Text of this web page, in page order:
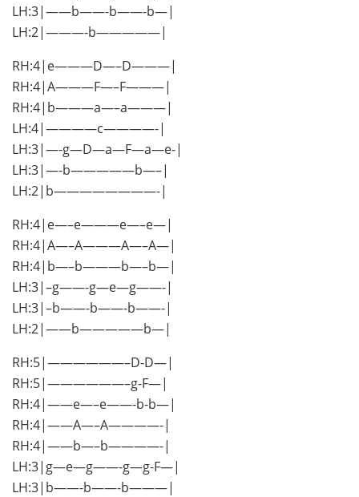
LH:3|——b——-b——-b—|
LH:2|———-b—————|
RH:4|e———D—–D———|
RH:4|A———F—–F———|
RH:4|b———a—–a———|
LH:4|————c————-|
LH:3|—-g—D—a—F—a—e-|
LH:3|—-b—————b—–|
LH:2|b————————-|
RH:4|e—–e———e—–e—|
RH:4|A—–A———A—–A—|
RH:4|b—–b———b—–b—|
LH:3|–g——-g—e—g——-|
LH:3|–b——-b——-b——-|
LH:2|——b—————b—|
RH:5|——————–D-D—|
RH:5|——————–g-F—|
RH:4|——e—–e——-b-b—|
RH:4|——A—–A————-|
RH:4|——b—–b————-|
LH:3|g—e—g——-g—g-F—|
LH:3|b——-b——-b———|